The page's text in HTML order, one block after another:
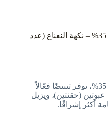
جل تبييض الأسنان أوبالسنس بتركيز 35% – نكهة النعناع (عدد
جل تبييض الأسنان أوبالسنس بتركيز 35%، يوفر تبييضًا فعّالاً
عبوتين (حقنتين)، ويزيل
أكثر إشراقًا.